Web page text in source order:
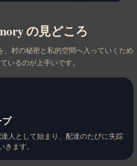
の見どころ
、村の秘密と私的空間へ入っていくため
いるのが上手いです。
人として始まり、配達のたびに失踪
ます。